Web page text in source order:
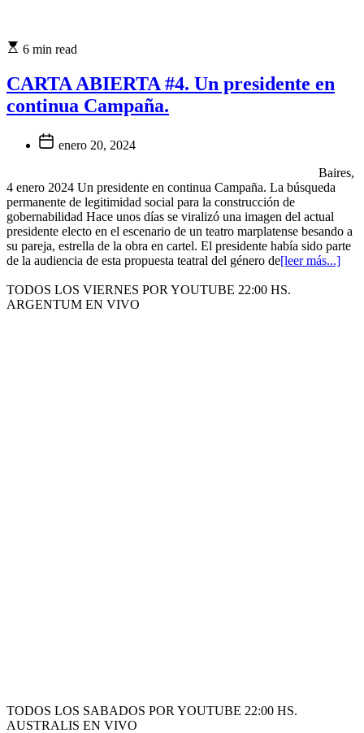
6 min read
CARTA ABIERTA #4. Un presidente en
continua Campaña.
enero 20, 2024
Baires,
4 enero 2024 Un presidente en continua Campaña. La búsqueda
permanente de legitimidad social para la construcción de
gobernabilidad Hace unos días se viralizó una imagen del actual
presidente electo en el escenario de un teatro marplatense besando a
su pareja, estrella de la obra en cartel. El presidente había sido parte
de la audiencia de esta propuesta teatral del género de[leer más...]
TODOS LOS VIERNES POR YOUTUBE 22:00 HS.
ARGENTUM EN VIVO
TODOS LOS SABADOS POR YOUTUBE 22:00 HS.
AUSTRALIS EN VIVO